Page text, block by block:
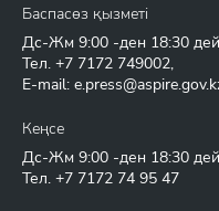
Баспасөз қызметі
Дс-Жм 9:00 -ден 18:30
Тел. +7 7172 749002,
E-mail:
Кеңсе
Дс-Жм 9:00 -ден 18:30
Тел. +7 7172 74 95 47